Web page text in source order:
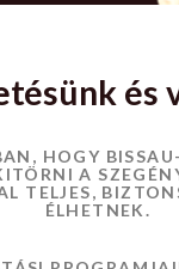
és
HOGY
A
TELJES,
ÉLHETNEK.